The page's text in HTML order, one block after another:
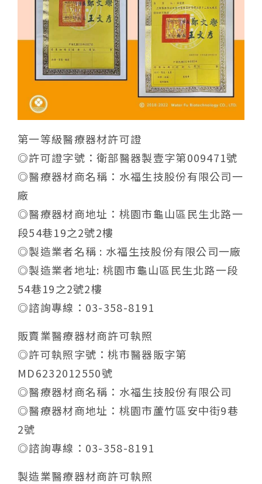
第一等級醫療器材許可證
◎許可證字號：衛部醫器製壹字第009471號
◎醫療器材商名稱：水福生技股份有限公司一
廠
◎醫療器材商地址：桃園市龜山區民生北路一
段54巷19之2號2樓
◎製造業者名稱 : 水福生技股份有限公司一廠
◎製造業者地址: 桃園市龜山區民生北路一段
54巷19之2號2樓
◎諮詢專線：03-358-8191
販賣業醫療器材商許可執照
◎許可執照字號：桃市醫器販字第
MD6232012550號
◎醫療器材商名稱：水福生技股份有限公司
◎醫療器材商地址：桃園市蘆竹區安中街9巷
2號
◎諮詢專線：03-358-8191
製造業醫療器材商許可執照